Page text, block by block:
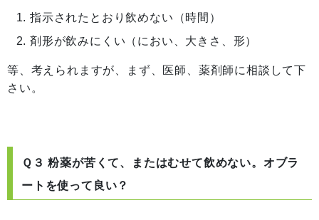
指示されたとおり飲めない（時間）
剤形が飲みにくい（におい、大きさ、形）
等、考えられますが、まず、医師、薬剤師に相談して下
さい。
Ｑ３ 粉薬が苦くて、またはむせて飲めない。オブラ
ートを使って良い？